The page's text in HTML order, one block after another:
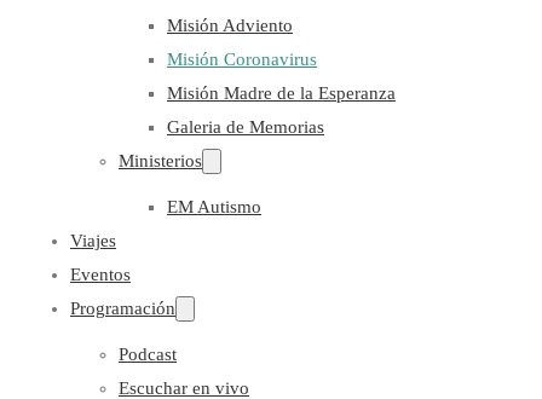
Misión Adviento
Misión Coronavirus
Misión Madre de la Esperanza
Galeria de Memorias
Ministerios
EM Autismo
Viajes
Eventos
Programación
Podcast
Escuchar en vivo